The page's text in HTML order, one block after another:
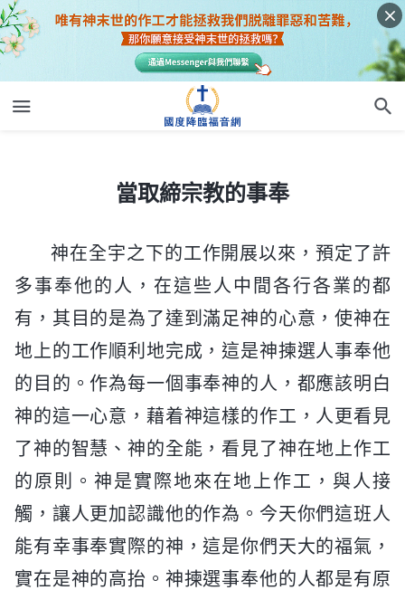
當取締宗教的事奉
神在全宇之下的工作開展以來，預定了許
多事奉他的人，在這些人中間各行各業的都
有，其目的是為了達到滿足神的心意，使神在
地上的工作順利地完成，這是神揀選人事奉他
的目的。作為每一個事奉神的人，都應該明白
神的這一心意，藉着神這樣的作工，人更看見
了神的智慧、神的全能，看見了神在地上作工
的原則。神是實際地來在地上作工，與人接
觸，讓人更加認識他的作為。今天你們這班人
能有幸事奉實際的神，這是你們天大的福氣，
實在是神的高抬。神揀選事奉他的人都是有原